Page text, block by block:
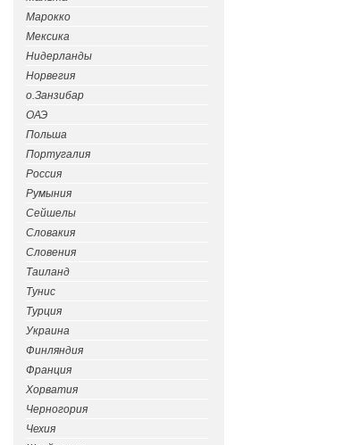
Марокко
Мексика
Нидерланды
Норвегия
о.Занзибар
ОАЭ
Польша
Португалия
Россия
Румыния
Сейшелы
Словакия
Словения
Таиланд
Тунис
Турция
Украина
Финляндия
Франция
Хорватия
Черногория
Чехия